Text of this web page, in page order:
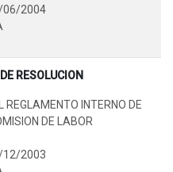
06/2004
RESOLUCION
REGLAMENTO INTERNO DE
DE LABOR
12/2003